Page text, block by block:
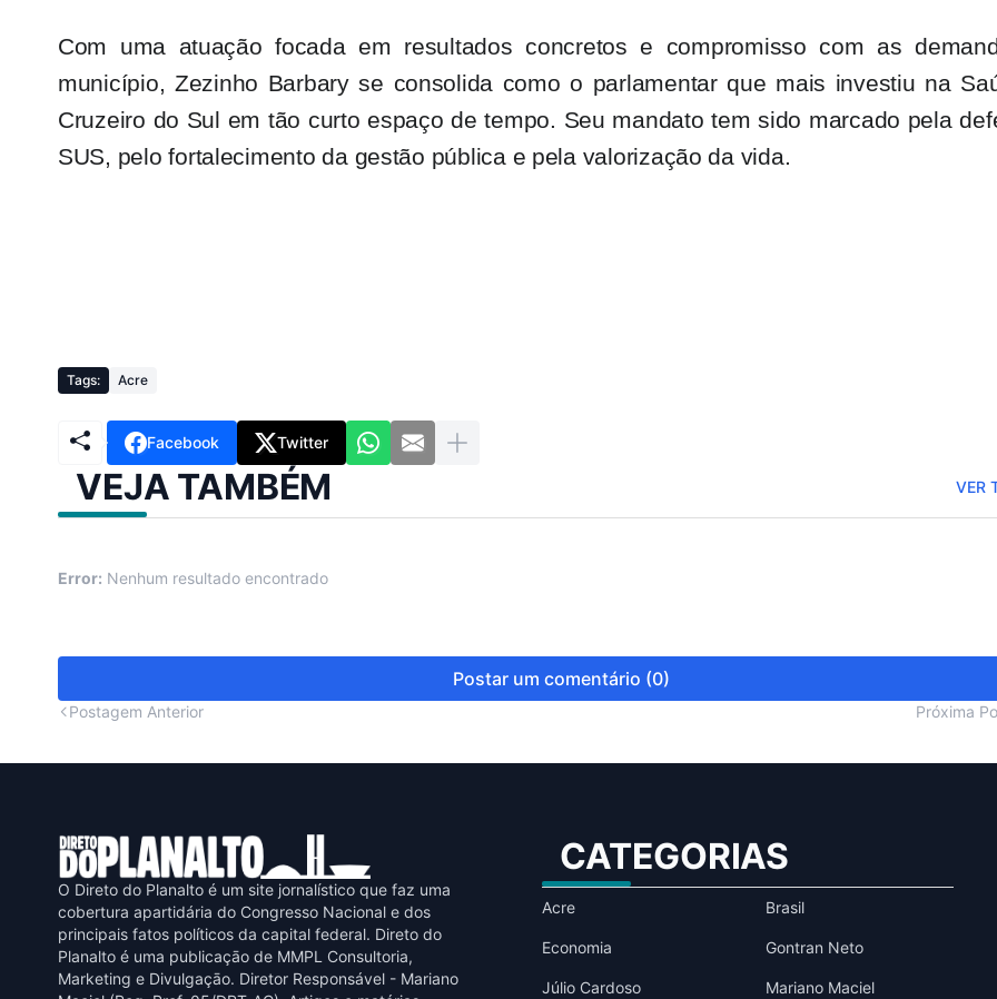
Com uma atuação focada em resultados concretos e compromisso com as
município, Zezinho Barbary se consolida como o parlamentar que mais investiu na
Cruzeiro do Sul em tão curto espaço de tempo. Seu mandato tem sido marcado pela
SUS, pelo fortalecimento da gestão pública e pela valorização da vida.
Tags: Acre
Facebook Twitter
VEJA TAMBÉM VER
Error: Nenhum resultado encontrado
Postar um comentário (0)
Postagem Anterior Próxima
O Direto do Planalto é um site jornalístico que faz uma
cobertura apartidária do Congresso Nacional e dos
principais fatos políticos da capital federal. Direto do
Planalto é uma publicaçāo de MMPL Consultoria,
Marketing e Divulgaçāo. Diretor Responsável - Mariano
CATEGORIAS
Acre Brasil
Economia Gontran Neto
Júlio Cardoso Mariano Maciel